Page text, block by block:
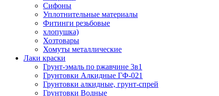
Сифоны
Уплотнительные материалы
Фитинги резьбовые
хлопушка)
Хозтовары
Хомуты металлические
Лаки краски
Грунт-эмаль по ржавчине 3в1
Грунтовки Алкидные ГФ-021
Грунтовки алкидные, грунт-спрей
Грунтовки Водные